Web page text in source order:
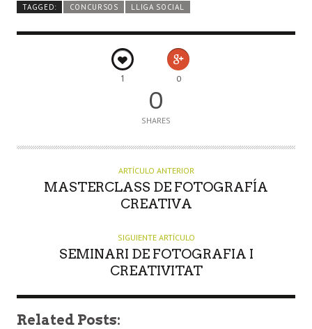
TAGGED:
CONCURSOS LLIGA SOCIAL
1 0
0
SHARES
ARTÍCULO ANTERIOR
MASTERCLASS DE FOTOGRAFÍA
CREATIVA
SIGUIENTE ARTÍCULO
SEMINARI DE FOTOGRAFIA I
CREATIVITAT
Related Posts: